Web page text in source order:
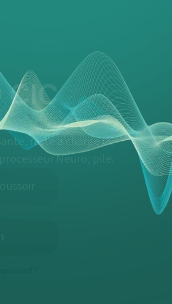
reste a charge 0€ -
Neuro, pile.